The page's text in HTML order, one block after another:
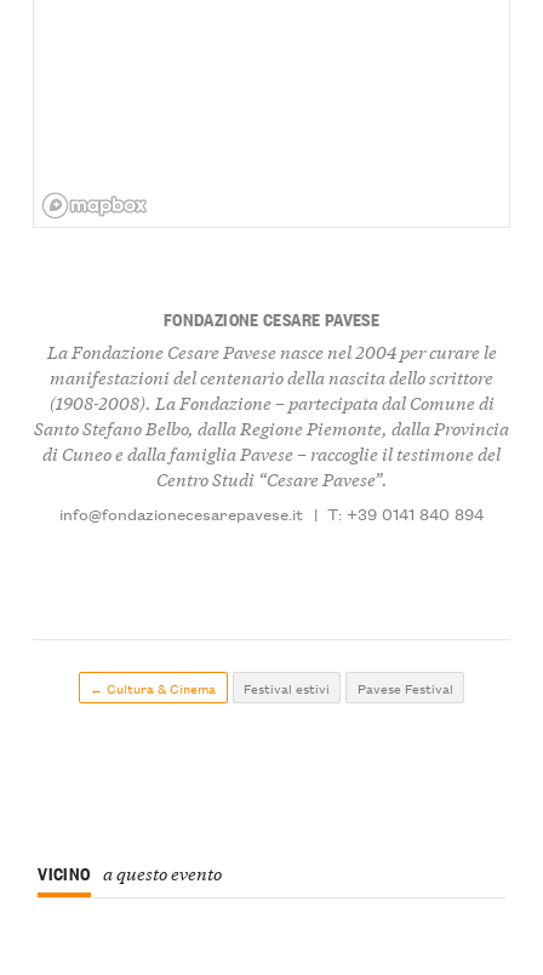
FONDAZIONE CESARE PAVESE
La Fondazione Cesare Pavese nasce nel 2004 per curare le
manifestazioni del centenario della nascita dello scrittore
(1908-2008). La Fondazione – partecipata dal Comune di
Santo Stefano Belbo, dalla Regione Piemonte, dalla Provincia
di Cuneo e dalla famiglia Pavese – raccoglie il testimone del
Centro Studi “Cesare Pavese”.
info@fondazionecesarepavese.it | T: +39 0141 840 894
← Cultura & Cinema Festival estivi Pavese Festival
VICINO a questo evento